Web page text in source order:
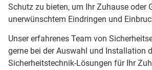
Schutz zu bieten, um Ihr Zuhause oder
unerwünschtem Eindringen und
Unser erfahrenes Team von
gerne bei der Auswahl und Installation
Sicherheitstechnik-Lösungen für Ihr